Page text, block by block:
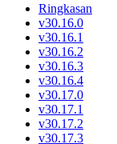
Ringkasan
v30.16.0
v30.16.1
v30.16.2
v30.16.3
v30.16.4
v30.17.0
v30.17.1
v30.17.2
v30.17.3